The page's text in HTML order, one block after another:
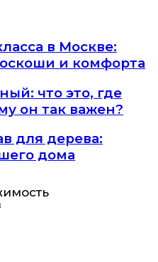
в Москве:
и комфорта
что это, где
он так важен?
для дерева:
дома